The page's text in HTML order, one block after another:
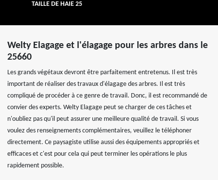
TAILLE DE HAIE 25
Welty Elagage et l'élagage pour les arbres dans le
25660
Les grands végétaux devront être parfaitement entretenus. Il est très
important de réaliser des travaux d'élagage des arbres. Il est très
compliqué de procéder à ce genre de travail. Donc, il est recommandé de
convier des experts. Welty Elagage peut se charger de ces tâches et
n'oubliez pas qu'il peut assurer une meilleure qualité de travail. Si vous
voulez des renseignements complémentaires, veuillez le téléphoner
directement. Ce paysagiste utilise aussi des équipements appropriés et
efficaces et c'est pour cela qui peut terminer les opérations le plus
rapidement possible.